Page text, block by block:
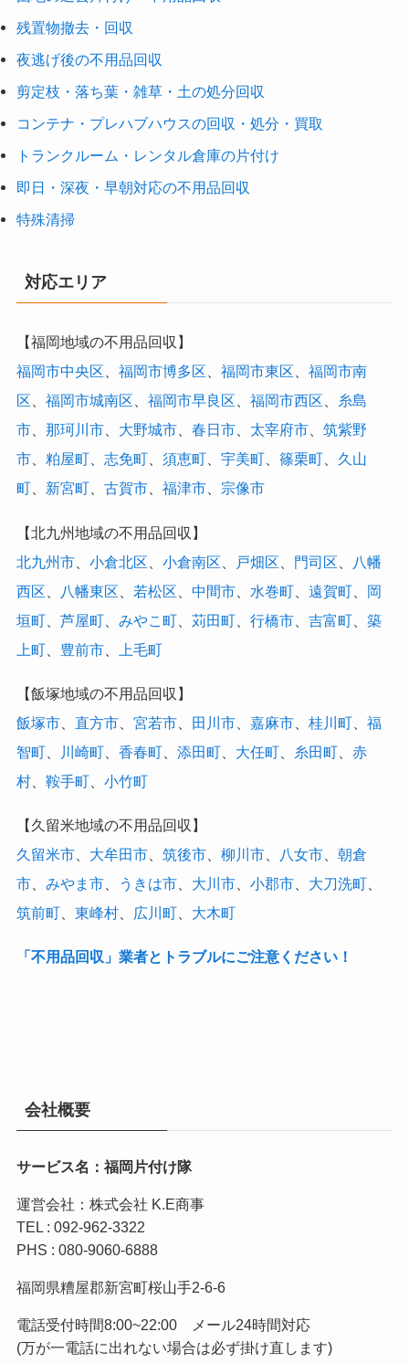
残置物撤去・回収
夜逃げ後の不用品回収
剪定枝・落ち葉・雑草・土の処分回収
コンテナ・プレハブハウスの回収・処分・買取
トランクルーム・レンタル倉庫の片付け
即日・深夜・早朝対応の不用品回収
特殊清掃
対応エリア
【福岡地域の不用品回収】
福岡市中央区
福岡市博多区 福岡市東区
福岡市南
区
福岡市城南区 福岡市早良区 福岡市西区
糸島
市、 那珂川市、 大野城市、 春日市、 太宰府市、 筑紫野
市、 粕屋町、 志免町、 須恵町、 宇美町、 篠栗町、 久山
町、 新宮町、 古賀市、 福津市、 宗像市
【北九州地域の不用品回収】
北九州市、 小倉北区 小倉南区 戸畑区 門司区
八幡
西区
八幡東区 若松区 中間市、 水巻町、 遠賀町、 岡
垣町、 芦屋町、 みやこ町、 苅田町、 行橋市、 吉富町、 築
上町、 豊前市、 上毛町
【飯塚地域の不用品回収】
飯塚市、 直方市、 宮若市、 田川市、 嘉麻市、 桂川町、 福
智町、 川崎町、 香春町、 添田町、 大任町、 糸田町、 赤
村、 鞍手町、 小竹町
【久留米地域の不用品回収】
久留米市、 大牟田市、 筑後市、 柳川市、 八女市、 朝倉
市、 みやま市、 うきは市、 大川市、 小郡市、 大刀洗町、
筑前町、 東峰村、 広川町、 大木町
「不用品回収」業者とトラブルにご注意ください！
会社概要
サービス名：福岡片付け隊
運営会社：株式会社 K.E商事
TEL : 092-962-3322
PHS : 080-9060-6888
福岡県糟屋郡新宮町桜山手2-6-6
電話受付時間8:00~22:00 メール24時間対応
(万が一電話に出れない場合は必ず掛け直します)